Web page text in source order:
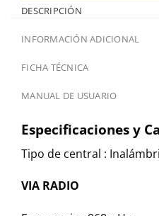
DESCRIPCIÓN
INFORMACIÓN ADICIONAL
FICHA TÉCNICA
MANUAL DE USUARIO
Especificaciones y
Tipo de central :
VIA RADIO